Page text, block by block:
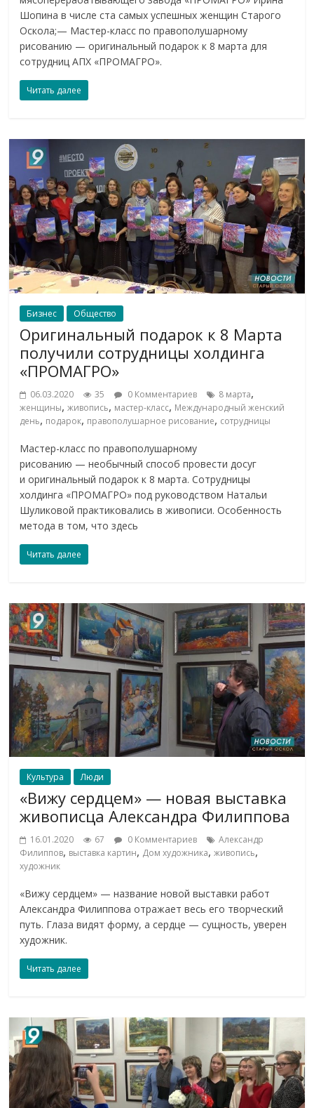
Шопина в числе ста самых успешных женщин Старого
Оскола;— Мастер-класс по правополушарному
рисованию — оригинальный подарок к 8 марта для
сотрудниц АПХ «ПРОМАГРО».
Читать далее
Бизнес Общество
Оригинальный подарок к 8 Марта
получили сотрудницы холдинга
«ПРОМАГРО»
06.03.2020 35 0 Комментариев 8 марта,
женщины,живопись, мастер-класс, Международный женский
день, подарок, правополушарное рисование, сотрудницы
Мастер-класс по правополушарному
рисованию — необычный способ провести досуг
и оригинальный подарок к 8 марта. Сотрудницы
холдинга «ПРОМАГРО» под руководством Натальи
Шуликовой практиковались в живописи. Особенность
метода в том, что здесь
Читать далее
Культура Люди
«Вижу сердцем» — новая выставка
живописца Александра Филиппова
16.01.2020 67 0 Комментариев
Александр
Филиппов, выставка картин, Дом художника,живопись,
художник
«Вижу сердцем» — название новой выставки работ
Александра Филиппова отражает весь его творческий
путь. Глаза видят форму, а сердце — сущность, уверен
художник.
Читать далее